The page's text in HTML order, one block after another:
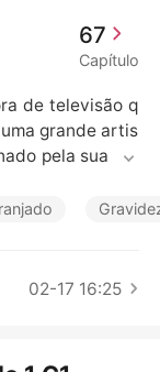
67
Capítulo
de televisão q
grande artis
pela sua mã
da família
obstáculos? A
02-17 16:25